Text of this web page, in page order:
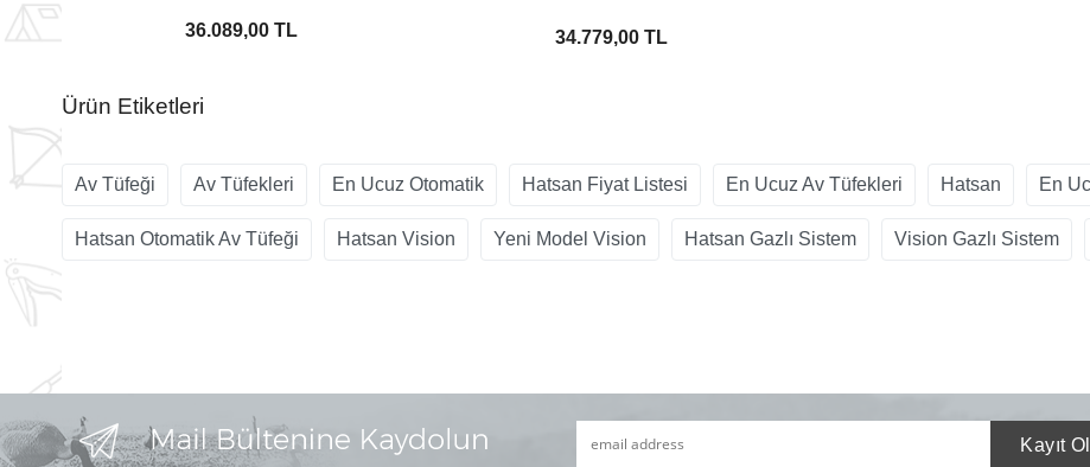
36.089,00 TL 34.779,00 TL
Ürün Etiketleri
Av Tüfeği Av Tüfekleri En Ucuz Otomatik Hatsan Fiyat Listesi En Ucuz Av Tüfekleri Hatsan En
Hatsan Otomatik Av Tüfeği Hatsan Vision Yeni Model Vision Hatsan Gazlı Sistem Vision Gazlı Sistem